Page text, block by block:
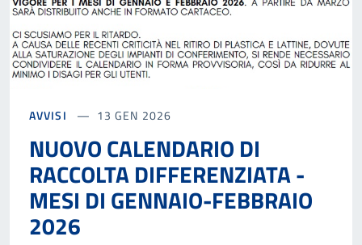
AVVISI 13 GEN 2026
NUOVO CALENDARIO DI
RACCOLTA DIFFERENZIATA -
MESI DI GENNAIO-FEBBRAIO
2026